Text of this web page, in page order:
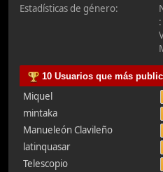
Estadísticas de género:
:
10 Usuarios que más
Miquel
mintaka
Manueleón Clavileño
latinquasar
Telescopio